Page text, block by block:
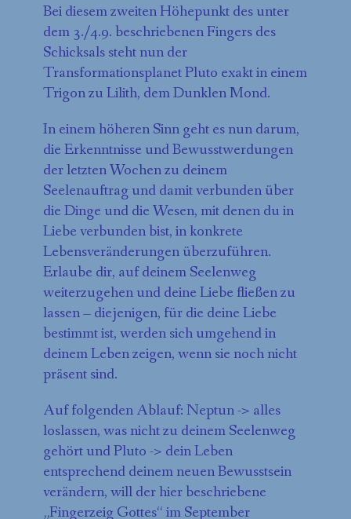
Bei diesem zweiten Höhepunkt des unter
dem 3./4.9. beschriebenen Fingers des
Schicksals steht nun der
Transformationsplanet Pluto exakt in einem
Trigon zu Lilith, dem Dunklen Mond.
In einem höheren Sinn geht es nun darum,
die Erkenntnisse und Bewusstwerdungen
der letzten Wochen zu deinem
Seelenauftrag und damit verbunden über
die Dinge und die Wesen, mit denen du in
Liebe verbunden bist, in konkrete
Lebensveränderungen überzuführen.
Erlaube dir, auf deinem Seelenweg
weiterzugehen und deine Liebe fließen zu
lassen – diejenigen, für die deine Liebe
bestimmt ist, werden sich umgehend in
deinem Leben zeigen, wenn sie noch nicht
präsent sind.
Auf folgenden Ablauf: Neptun -> alles
loslassen, was nicht zu deinem Seelenweg
gehört und Pluto -> dein Leben
entsprechend deinem neuen Bewusstsein
verändern, will der hier beschriebene
„Fingerzeig Gottes“ im September